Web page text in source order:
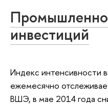
инвестиций
Индекс интенсивности
ежемесячно
ВШЭ, в мае 2014 года